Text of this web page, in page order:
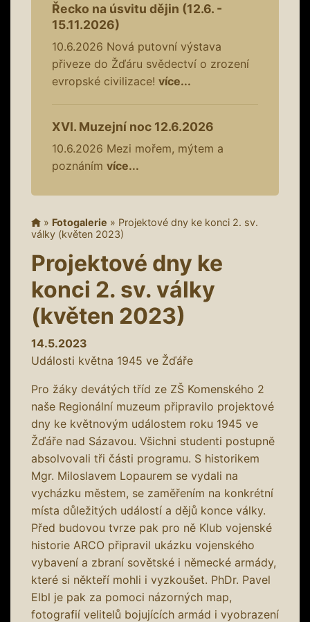
Řecko na úsvitu dějin (12.6. -
15.11.2026)
10.6.2026 Nová putovní výstava
přiveze do Žďáru svědectví o zrození
evropské civilizace! více...
XVI. Muzejní noc 12.6.2026
10.6.2026 Mezi mořem, mýtem a
poznáním více...
» Fotogalerie » Projektové dny ke konci 2. sv.
války (květen 2023)
Projektové dny ke
konci 2. sv. války
(květen 2023)
14.5.2023
Události května 1945 ve Žďáře
Pro žáky devátých tříd ze ZŠ Komenského 2
naše Regionální muzeum připravilo projektové
dny ke květnovým událostem roku 1945 ve
Žďáře nad Sázavou. Všichni studenti postupně
absolvovali tři části programu. S historikem
Mgr. Miloslavem Lopaurem se vydali na
vycházku městem, se zaměřením na konkrétní
místa důležitých událostí a dějů konce války.
Před budovou tvrze pak pro ně Klub vojenské
historie ARCO připravil ukázku vojenského
vybavení a zbraní sovětské i německé armády,
které si někteří mohli i vyzkoušet. PhDr. Pavel
Elbl je pak za pomoci názorných map,
fotografií velitelů bojujících armád i vyobrazení